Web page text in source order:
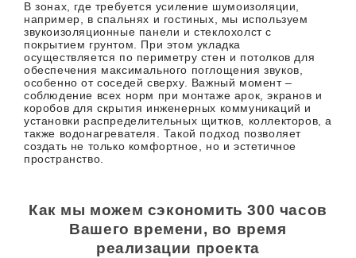
В зонах, где требуется усиление шумоизоляции,
например, в спальнях и гостиных, мы используем
звукоизоляционные панели и стеклохолст с
покрытием грунтом. При этом укладка
осуществляется по периметру стен и потолков для
обеспечения максимального поглощения звуков,
особенно от соседей сверху. Важный момент –
соблюдение всех норм при монтаже арок, экранов и
коробов для скрытия инженерных коммуникаций и
установки распределительных щитков, коллекторов, а
также водонагревателя. Такой подход позволяет
создать не только комфортное, но и эстетичное
пространство.
Как мы можем сэкономить 300 часов
Вашего времени, во время
реализации проекта